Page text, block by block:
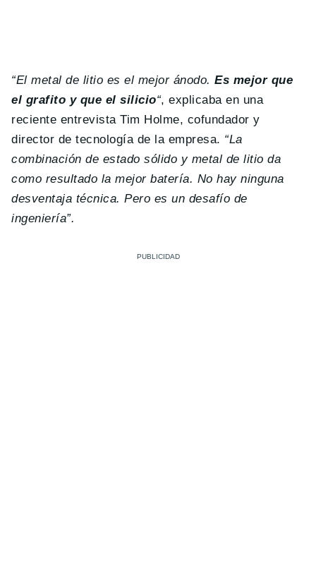
“El metal de litio es el mejor ánodo.Es mejor que
el grafito y que el silicio“, explicaba en una
reciente entrevista Tim Holme, cofundador y
director de tecnología de la empresa. “La
combinación de estado sólido y metal de litio da
como resultado la mejor batería. No hay ninguna
desventaja técnica. Pero es un desafío de
ingeniería”.